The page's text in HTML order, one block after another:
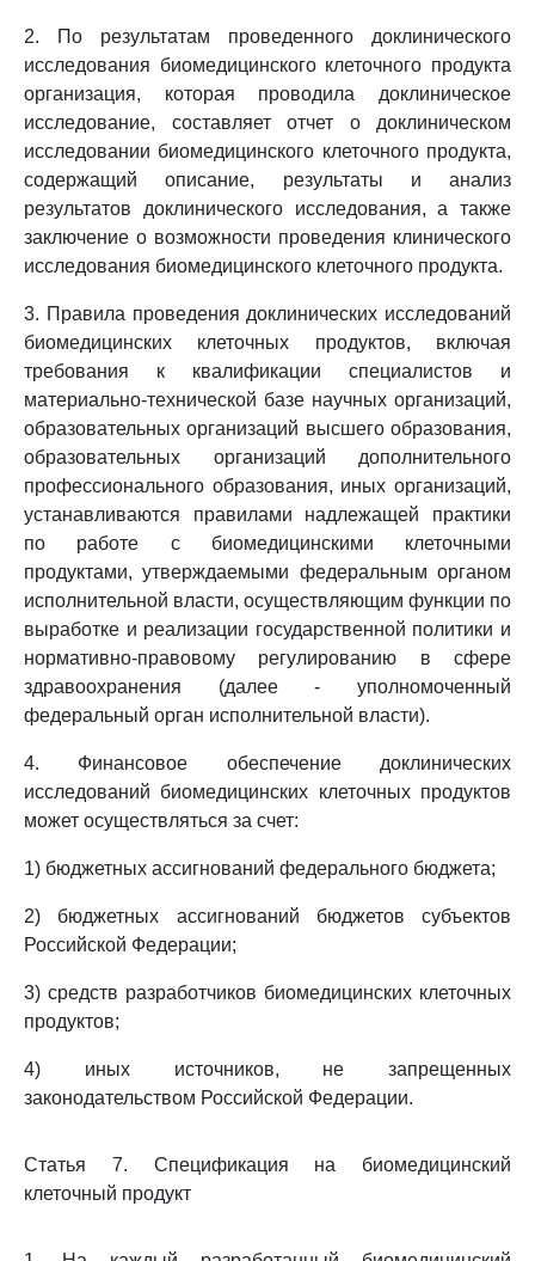
2. По результатам проведенного доклинического
исследования биомедицинского клеточного продукта
организация, которая проводила доклиническое
исследование, составляет отчет о доклиническом
исследовании биомедицинского клеточного продукта,
содержащий описание, результаты и анализ
результатов доклинического исследования, а также
заключение о возможности проведения клинического
исследования биомедицинского клеточного продукта.
3. Правила проведения доклинических исследований
биомедицинских клеточных продуктов, включая
требования к квалификации специалистов и
материально-технической базе научных организаций,
образовательных организаций высшего образования,
образовательных организаций дополнительного
профессионального образования, иных организаций,
устанавливаются правилами надлежащей практики
по работе с биомедицинскими клеточными
продуктами, утверждаемыми федеральным органом
исполнительной власти, осуществляющим функции по
выработке и реализации государственной политики и
нормативно-правовому регулированию в сфере
здравоохранения (далее - уполномоченный
федеральный орган исполнительной власти).
4. Финансовое обеспечение доклинических
исследований биомедицинских клеточных продуктов
может осуществляться за счет:
1) бюджетных ассигнований федерального бюджета;
2) бюджетных ассигнований бюджетов субъектов
Российской Федерации;
3) средств разработчиков биомедицинских клеточных
продуктов;
4) иных источников, не запрещенных
законодательством Российской Федерации.
Статья 7. Спецификация на биомедицинский
клеточный продукт